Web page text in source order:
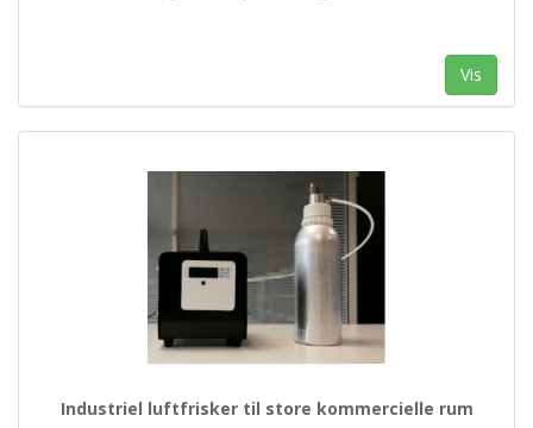
Vis
Industriel luftfrisker til store kommercielle rum